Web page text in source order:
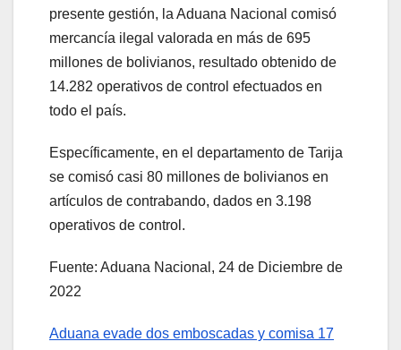
presente gestión, la Aduana Nacional comisó
mercancía ilegal valorada en más de 695
millones de bolivianos, resultado obtenido de
14.282 operativos de control efectuados en
todo el país.
Específicamente, en el departamento de Tarija
se comisó casi 80 millones de bolivianos en
artículos de contrabando, dados en 3.198
operativos de control.
Fuente: Aduana Nacional, 24 de Diciembre de
2022
Aduana evade dos emboscadas y comisa 17